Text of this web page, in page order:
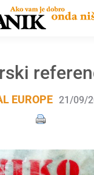
EUROPE 21/09/